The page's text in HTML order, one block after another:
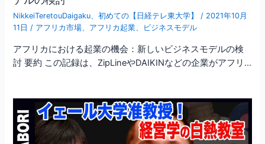
NikkeiTeretouDaigaku、初めての【日経テレ東大学】 / 2021年10月
11日 / アフリカ市場、 アフリカ起業、 ビジネスモデル
アフリカにおける起業の機会：新しいビジネスモデルの検
討 要約 この記録は、ZipLineやDAIKINなどの企業がアフリ…